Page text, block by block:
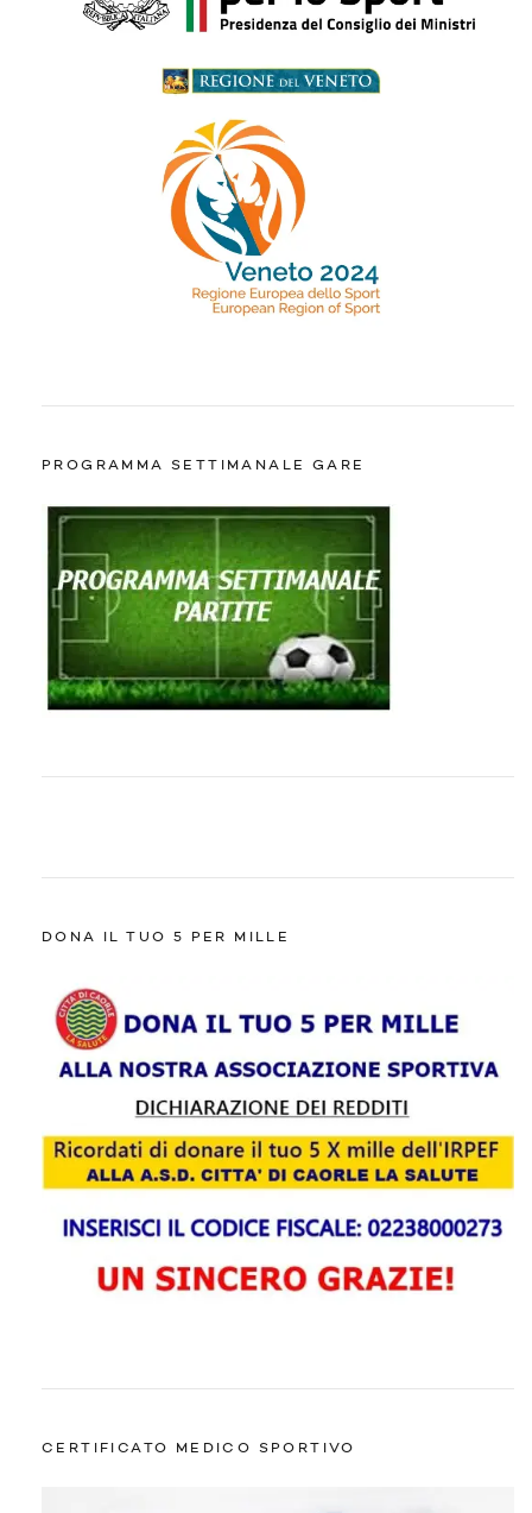
PROGRAMMA SETTIMANALE GARE
DONA IL TUO 5 PER MILLE
CERTIFICATO MEDICO SPORTIVO